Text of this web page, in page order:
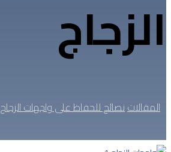
الزجاج
المقالاتنصائح للحفاظ على واجهات الزجاج